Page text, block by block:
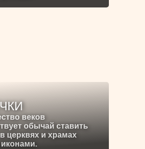
веков
обычай ставить
церквях и храмах